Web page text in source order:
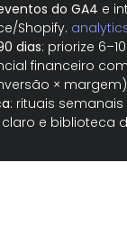
do GA4 e
Shopify.
dias: priorize
financeiro
×
: rituais
e biblioteca